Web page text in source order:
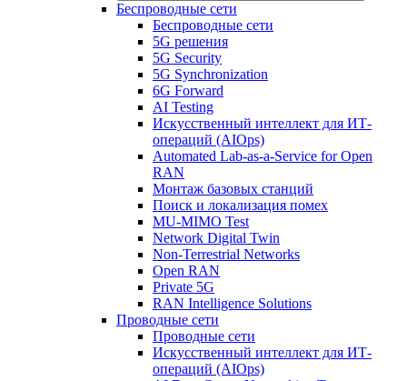
Беспроводные сети
Беспроводные сети
5G решения
5G Security
5G Synchronization
6G Forward
AI Testing
Искусственный интеллект для ИТ-
операций (AIOps)
Automated Lab-as-a-Service for Open
RAN
Монтаж базовых станций
Поиск и локализация помех
MU-MIMO Test
Network Digital Twin
Non-Terrestrial Networks
Open RAN
Private 5G
RAN Intelligence Solutions
Проводные сети
Проводные сети
Искусственный интеллект для ИТ-
операций (AIOps)